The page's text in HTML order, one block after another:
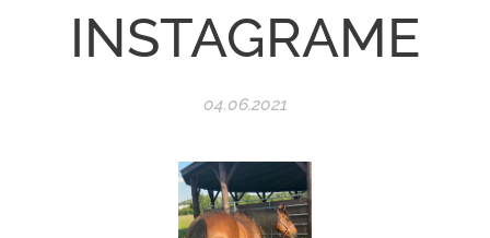
INSTAGRAME
04.06.2021